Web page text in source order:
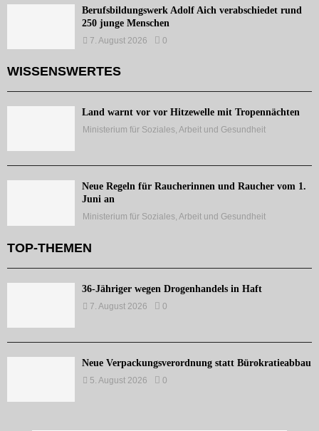
Berufsbildungswerk Adolf Aich verabschiedet rund
250 junge Menschen
7. August 2026 0
WISSENSWERTES
Land warnt vor vor Hitzewelle mit Tropennächten
Ministerium für Soziales, Arbeit und Gesundheit
Neue Regeln für Raucherinnen und Raucher vom 1.
Juni an
Ministerium für Soziales, Arbeit und Gesundheit
TOP-THEMEN
36-Jähriger wegen Drogenhandels in Haft
7. August 2026 0
Neue Verpackungsverordnung statt Bürokratieabbau
5. August 2026 0